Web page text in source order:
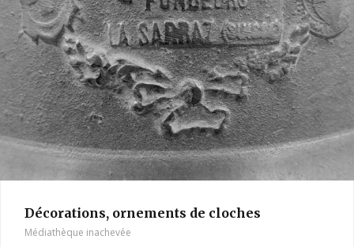
Décorations, ornements de cloches
Médiathèque inachevée